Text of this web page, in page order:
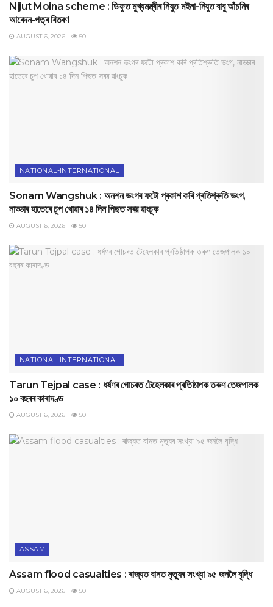
Nijut Moina scheme : ডিফুত মুখ্যমন্ত্ৰীৰ নিযুত মইনা-নিযুত বাবু আঁচনিৰ
আবেদন-পত্ৰ বিতৰণ
AUGUST 6, 2026 50
NATIONAL-INTERNATIONAL
Sonam Wangshuk : অনশন ভংগৰ ফটো প্ৰকাশ কৰি প্ৰতিশ্ৰুতি ভংগ,
নাড্ডাৰ হাতেৰে চুপ খোৱাৰ ১৪ দিন পিছত সৰৱ ৱাংচুক
AUGUST 6, 2026 50
NATIONAL-INTERNATIONAL
Tarun Tejpal case : ধৰ্ষণৰ গোচৰত টেহেলকাৰ প্ৰতিষ্ঠাপক তৰুণ তেজপালক
১০ বছৰৰ কাৰাদণ্ড
AUGUST 6, 2026 50
ASSAM
Assam flood casualties : ৰাজ্যত বানত মৃত্যুৰ সংখ্যা ৯৫ জনলৈ বৃদ্ধি
AUGUST 6, 2026 50